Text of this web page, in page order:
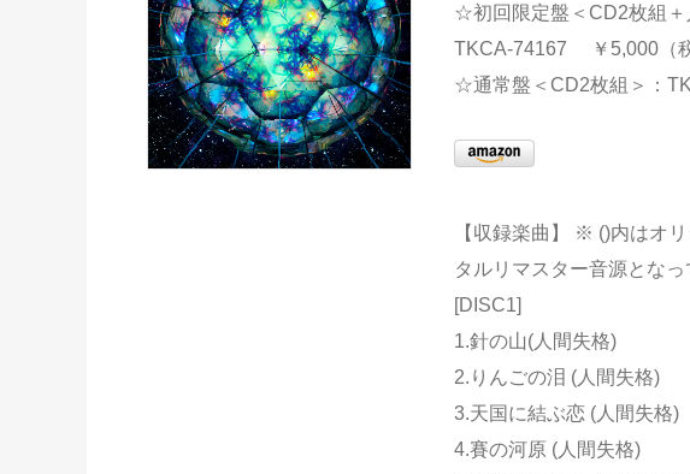
☆初回限定盤＜CD2枚組＋
TKCA-74167 ￥5,000（
☆通常盤＜CD2枚組＞：
【収録楽曲】 ※ ()内はオ
タルリマスター音源となっ
[DISC1]
1.針の山(人間失格)
2.りんごの泪 (人間失格)
3.天国に結ぶ恋 (人間失格)
4.賽の河原 (人間失格)